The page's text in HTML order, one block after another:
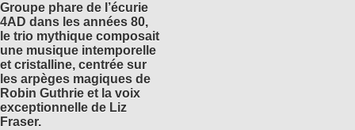
Groupe phare de l’écurie
4AD dans les années 80,
le trio mythique composait
une musique intemporelle
et cristalline, centrée sur
les arpèges magiques de
Robin Guthrie et la voix
exceptionnelle de Liz
Fraser.